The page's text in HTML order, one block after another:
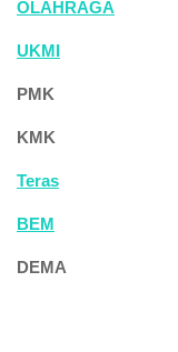
OLAHRAGA
UKMI
PMK
KMK
Teras
BEM
DEMA